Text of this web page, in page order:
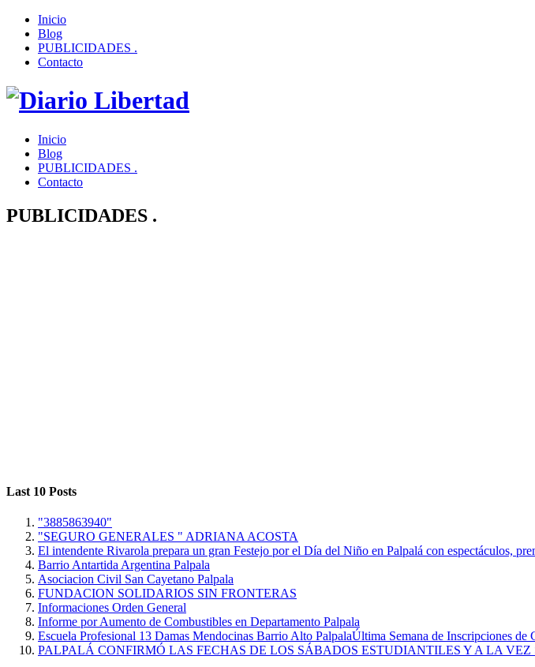
Inicio
Blog
PUBLICIDADES .
Contacto
Inicio
Blog
PUBLICIDADES .
Contacto
PUBLICIDADES .
Last 10 Posts
"3885863940"
"SEGURO GENERALES " ADRIANA ACOSTA
El intendente Rivarola prepara un gran Festejo por el Día del Niño en Palpalá con espectáculos,
Barrio Antartida Argentina Palpala
Asociacion Civil San Cayetano Palpala
FUNDACION SOLIDARIOS SIN FRONTERAS
Informaciones Orden General
Informe por Aumento de Combustibles en Departamento Palpala
Escuela Profesional 13 Damas Mendocinas Barrio Alto PalpalaÚltima Semana de Inscripciones de
PALPALÁ CONFIRMÓ LAS FECHAS DE LOS SÁBADOS ESTUDIANTILES Y A LA